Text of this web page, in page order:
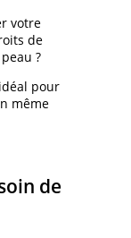
votre
de
?
pour
même
de